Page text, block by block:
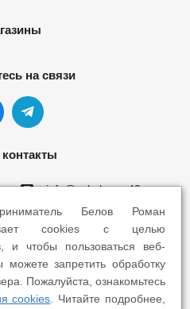
на связи
info@yokohama43.ru
Ломоносова 5Б
Профсоюзная 7А
Белов Роман
cookies с целью
и чтобы пользоваться веб-
запретить обработку
Пожалуйста, ознакомьтесь
cookies . Читайте подробнее,